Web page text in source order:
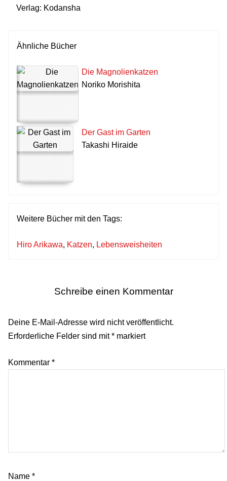
Verlag: Kodansha
Ähnliche Bücher
Die Magnolienkatzen
Noriko Morishita
Der Gast im Garten
Takashi Hiraide
Weitere Bücher mit den Tags:
Hiro Arikawa, Katzen, Lebensweisheiten
Schreibe einen Kommentar
Deine E-Mail-Adresse wird nicht veröffentlicht.
Erforderliche Felder sind mit* markiert
Kommentar *
Name *